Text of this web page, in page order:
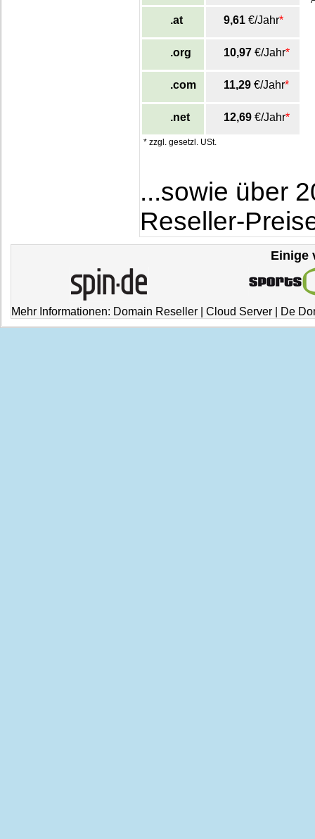
.at 9,61 €/Jahr*
.org 10,97 €/Jahr*
.com 11,29 €/Jahr*
.net 12,69 €/Jahr*
* zzgl. gesetzl. USt.
...sowie über
Reseller-
Einige
Mehr Informationen: Domain Reseller Cloud Server De